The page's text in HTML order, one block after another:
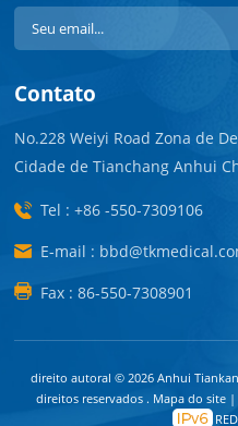
Contato
No.228 Weiyi Road Zona de
Cidade de Tianchang Anhui
Tel : +86 -550-7309106
E-mail :
Fax : 86-550-7308901
direito autoral © 2026 Anhui
direitos reservados . Mapa do site |